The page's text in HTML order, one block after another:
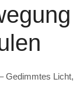
Gedimmtes Licht,